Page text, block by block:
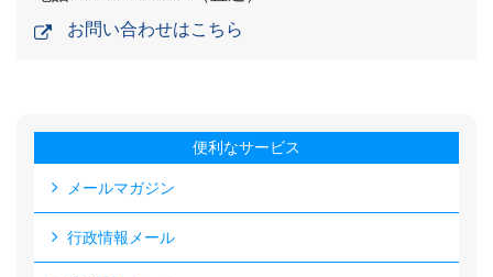
お問い合わせはこちら
便利なサービス
メールマガジン
行政情報メール